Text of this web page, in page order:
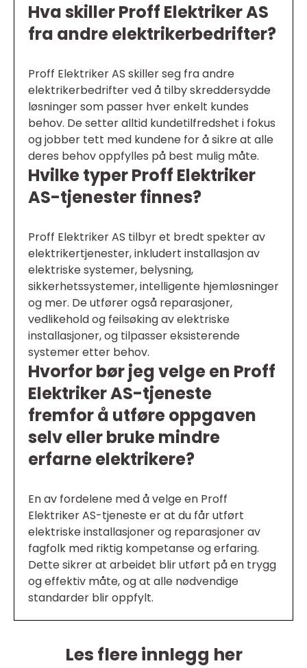
Hva skiller Proff Elektriker AS
fra andre elektrikerbedrifter?
Proff Elektriker AS skiller seg fra andre
elektrikerbedrifter ved å tilby skreddersydde
løsninger som passer hver enkelt kundes
behov. De setter alltid kundetilfredshet i fokus
og jobber tett med kundene for å sikre at alle
deres behov oppfylles på best mulig måte.
Hvilke typer Proff Elektriker
AS-tjenester finnes?
Proff Elektriker AS tilbyr et bredt spekter av
elektrikertjenester, inkludert installasjon av
elektriske systemer, belysning,
sikkerhetssystemer, intelligente hjemløsninger
og mer. De utfører også reparasjoner,
vedlikehold og feilsøking av elektriske
installasjoner, og tilpasser eksisterende
systemer etter behov.
Hvorfor bør jeg velge en Proff
Elektriker AS-tjeneste
fremfor å utføre oppgaven
selv eller bruke mindre
erfarne elektrikere?
En av fordelene med å velge en Proff
Elektriker AS-tjeneste er at du får utført
elektriske installasjoner og reparasjoner av
fagfolk med riktig kompetanse og erfaring.
Dette sikrer at arbeidet blir utført på en trygg
og effektiv måte, og at alle nødvendige
standarder blir oppfylt.
Les flere innlegg her